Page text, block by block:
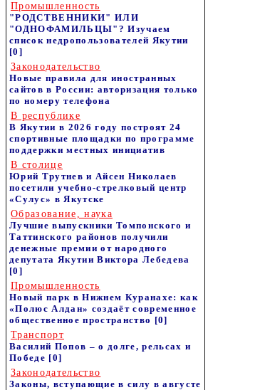
Промышленность
"РОДСТВЕННИКИ" ИЛИ
"ОДНОФАМИЛЬЦЫ"? Изучаем
список недропользователей Якутии
[0]
Законодательство
Новые правила для иностранных
сайтов в России: авторизация только
по номеру телефона
В республике
В Якутии в 2026 году построят 24
спортивные площадки по программе
поддержки местных инициатив
В столице
Юрий Трутнев и Айсен Николаев
посетили учебно-стрелковый центр
«Сулус» в Якутске
Образование, наука
Лучшие выпускники Томпонского и
Таттинского районов получили
денежные премии от народного
депутата Якутии Виктора Лебедева
[0]
Промышленность
Новый парк в Нижнем Куранахе: как
«Полюс Алдан» создаёт современное
общественное пространство [0]
Транспорт
Василий Попов – о долге, рельсах и
Победе [0]
Законодательство
Законы, вступающие в силу в августе